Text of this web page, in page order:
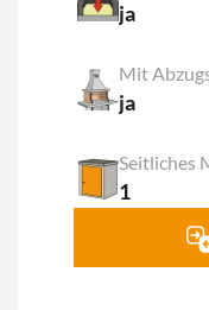
ja
Mit
ja
Seitliches
1